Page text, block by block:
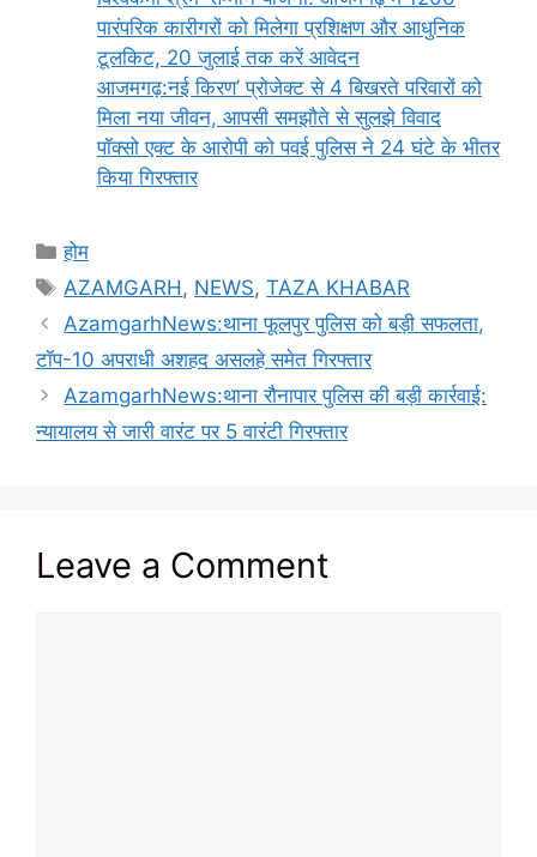
पारंपरिक कारीगरों को मिलेगा प्रशिक्षण और आधुनिक
टूलकिट, 20 जुलाई तक करें आवेदन
आजमगढ़:नई किरण’ प्रोजेक्ट से 4 बिखरते परिवारों को
मिला नया जीवन, आपसी समझौते से सुलझे विवाद
पॉक्सो एक्ट के आरोपी को पवई पुलिस ने 24 घंटे के भीतर
किया गिरफ्तार
Categories
होम
Tags
AZAMGARH, NEWS,TAZA KHABAR
AzamgarhNews:थाना फूलपुर पुलिस को बड़ी सफलता,
टॉप-10 अपराधी अशहद असलहे समेत गिरफ्तार
AzamgarhNews:थाना रौनापार पुलिस की बड़ी कार्रवाई:
न्यायालय से जारी वारंट पर 5 वारंटी गिरफ्तार
Leave a Comment